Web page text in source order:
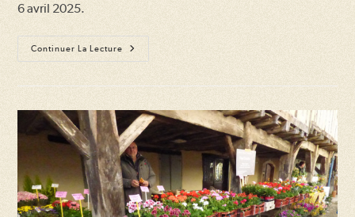
6 avril 2025.
Continuer La Lecture
Floralies
(26ème